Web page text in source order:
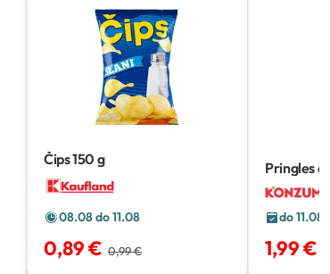
Čips150 g
08.08 do 11.08
0,89 € 0,99 €
Pringles
do 11.08
1,99 €